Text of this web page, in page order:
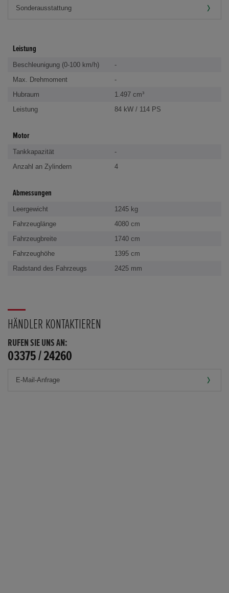
Leistung
Beschleunigung (0-100 km/h)
-
Max. Drehmoment
-
Hubraum
1.497 cm³
Leistung
84 kW / 114 PS
Motor
Tankkapazität
-
Anzahl an Zylindern
4
Abmessungen
Leergewicht
1245 kg
Fahrzeuglänge
4080 cm
Fahrzeugbreite
1740 cm
Fahrzeughöhe
1395 cm
Radstand des Fahrzeugs
2425 mm
HÄNDLER KONTAKTIEREN
RUFEN SIE UNS AN:
03375 / 24260